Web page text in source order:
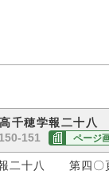
高千穂学報二十
151 ページ
二十八 第四〇